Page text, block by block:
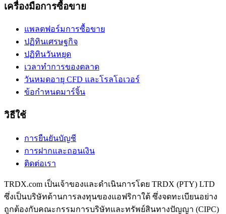
เครื่องมือการซื้อขาย
แพลตฟอร์มการซื้อขาย
ปฏิทินเศรษฐกิจ
ปฏิทินวันหยุด
เวลาทําการของตลาด
วันหมดอายุ CFD และโรลโอเวอร์
ข้อกําหนดมาร์จิ้น
วิธีใช้
การยืนยันบัญชี
การฝากและถอนเงิน
ติดต่อเรา
TRDX.com เป็นเจ้าของและดําเนินการโดย TRDX (PTY) LTD
ซึ่งเป็นบริษัทด้านการลงทุนของแอฟริกาใต้ ซึ่งจดทะเบียนอย่าง
ถูกต้องกับคณะกรรมการบริษัทและทรัพย์สินทางปัญญา (CIPC)